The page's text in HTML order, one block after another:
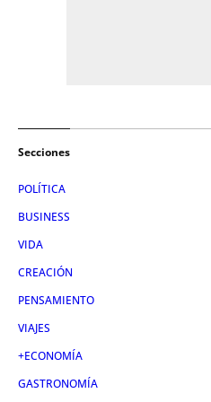
Secciones
POLÍTICA
BUSINESS
VIDA
CREACIÓN
PENSAMIENTO
VIAJES
+ECONOMÍA
GASTRONOMÍA